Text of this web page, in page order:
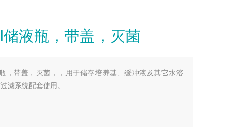
液瓶，带盖，灭菌
，带盖，灭菌，，用于储存培养基、缓冲液及其它水溶
滤系统配套使用。